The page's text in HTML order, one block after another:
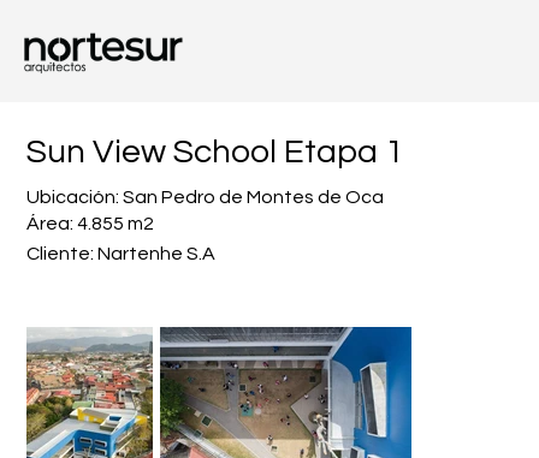
Sun View School Etapa 1
Ubicación: San Pedro de Montes de Oca
Área: 4.855 m2
Cliente: Nartenhe S.A